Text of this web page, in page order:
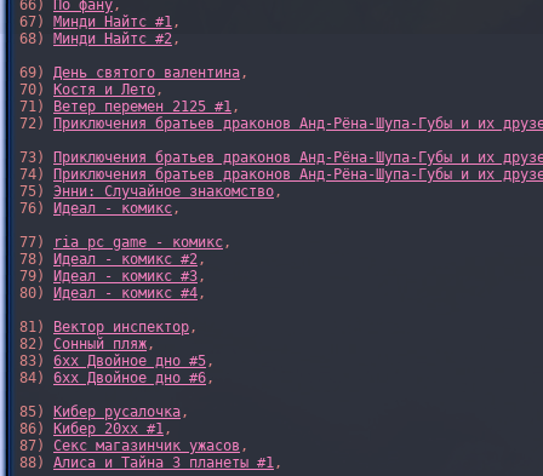
66)
По фану,
67) Минди Найтс #1,
68) Минди Найтс #2,
69) День святого валентина,
70)
Костя и Лето,
71)
Ветер перемен 2125 #1,
72)
Приключения братьев драконов Анд-Рёна-Шупа-Губы и их
73)
Приключения братьев драконов Анд-Рёна-Шупа-Губы и их
74)
Приключения братьев драконов Анд-Рёна-Шупа-Губы и их
75) Энни: Случайное знакомство,
76)
Идеал - комикс,
77)
ria pc game - комикс,
78)
Идеал - комикс #2,
79)
Идеал - комикс #3,
80)
Идеал - комикс #4,
81)
Вектор инспектор,
82) Сонный пляж,
83) 6xx Двойное дно #5,
84) 6xx Двойное дно #6,
85)
Кибер русалочка,
86)
Кибер 20xx #1,
87) Секс магазинчик ужасов ,
88) Алиса и Тайна 3 планеты #1,